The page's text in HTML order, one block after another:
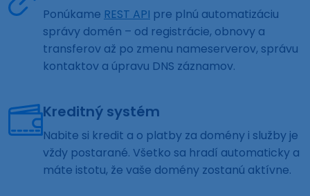
Ponúkame REST API pre plnú automatizáciu
správy domén – od registrácie, obnovy a
transferov až po zmenu nameserverov, správu
kontaktov a úpravu DNS záznamov.
Kreditný systém
Nabite si kredit a o platby za domény i služby je
vždy postarané. Všetko sa hradí automaticky a
máte istotu, že vaše domény zostanú aktívne.